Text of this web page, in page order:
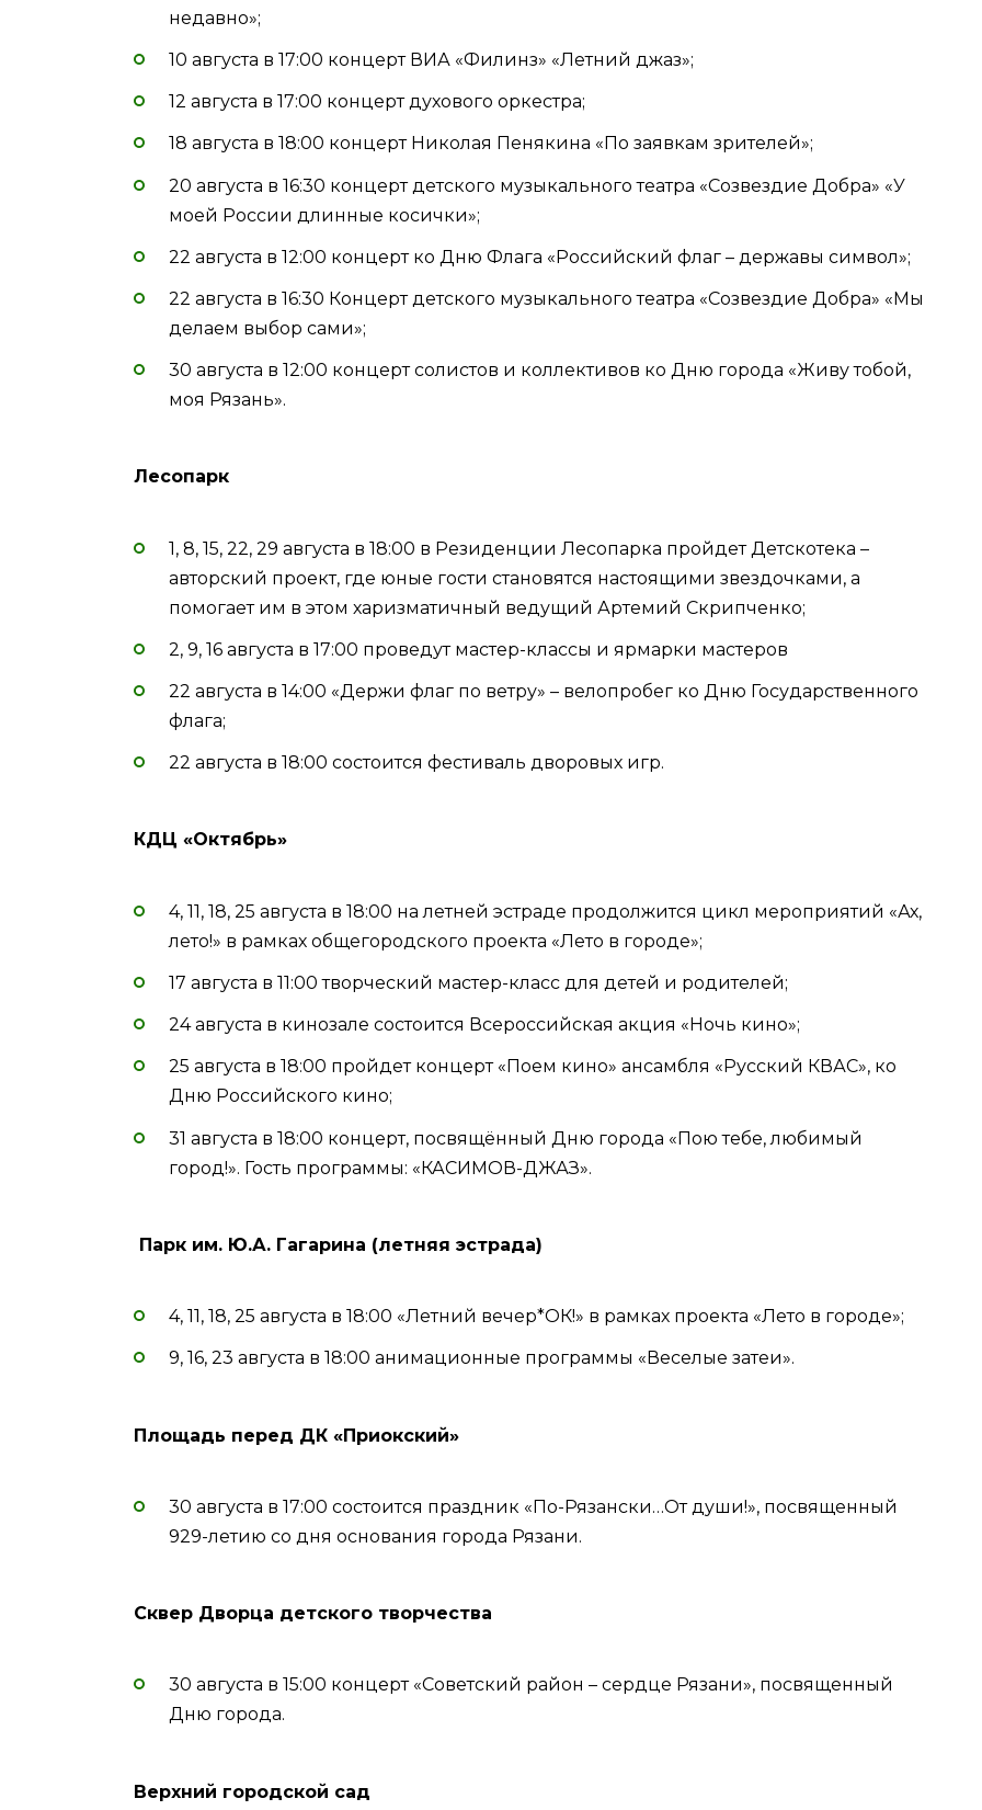
недавно»;
10 августа в 17:00 концерт ВИА «Филинз» «Летний джаз»;
12 августа в 17:00 концерт духового оркестра;
18 августа в 18:00 концерт Николая Пенякина «По заявкам зрителей»;
20 августа в 16:30 концерт детского музыкального театра «Созвездие Добра» «У
моей России длинные косички»;
22 августа в 12:00 концерт ко Дню Флага «Российский флаг – державы символ»;
22 августа в 16:30 Концерт детского музыкального театра «Созвездие Добра» «Мы
делаем выбор сами»;
30 августа в 12:00 концерт солистов и коллективов ко Дню города «Живу тобой,
моя Рязань».
Лесопарк
1, 8, 15, 22, 29 августа в 18:00 в Резиденции Лесопарка пройдет Детскотека –
авторский проект, где юные гости становятся настоящими звездочками, а
помогает им в этом харизматичный ведущий Артемий Скрипченко;
2, 9, 16 августа в 17:00 проведут мастер-классы и ярмарки мастеров
22 августа в 14:00 «Держи флаг по ветру» – велопробег ко Дню Государственного
флага;
22 августа в 18:00 состоится фестиваль дворовых игр.
КДЦ «Октябрь»
4, 11, 18, 25 августа в 18:00 на летней эстраде продолжится цикл мероприятий «Ах,
лето!» в рамках общегородского проекта «Лето в городе»;
17 августа в 11:00 творческий мастер-класс для детей и родителей;
24 августа в кинозале состоится Всероссийская акция «Ночь кино»;
25 августа в 18:00 пройдет концерт «Поем кино» ансамбля «Русский КВАС», ко
Дню Российского кино;
31 августа в 18:00 концерт, посвящённый Дню города «Пою тебе, любимый
город!». Гость программы: «КАСИМОВ-ДЖАЗ».
Парк им. Ю.А. Гагарина (летняя эстрада)
4, 11, 18, 25 августа в 18:00 «Летний вечер*ОК!» в рамках проекта «Лето в городе»;
9, 16, 23 августа в 18:00 анимационные программы «Веселые затеи».
Площадь перед ДК «Приокский»
30 августа в 17:00 состоится праздник «По-Рязански…От души!», посвященный
929-летию со дня основания города Рязани.
Сквер Дворца детского творчества
30 августа в 15:00 концерт «Советский район – сердце Рязани», посвященный
Дню города.
Верхний городской сад